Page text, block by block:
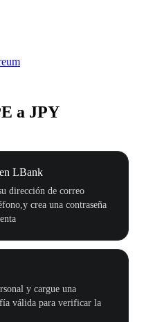
a JPY
LBank
dirección de correo
crea una contraseña
y cargue una
válida para verificar la